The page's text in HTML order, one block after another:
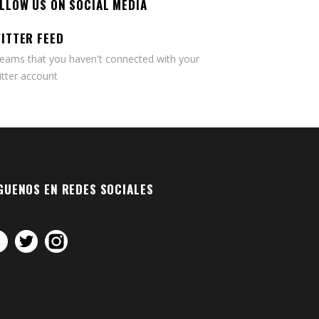
US ON SOCIAL MEDIA
FEED
that you haven't connected with your
account
EN REDES SOCIALES